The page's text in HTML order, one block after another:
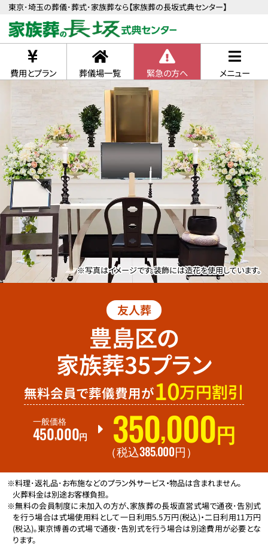
東京･埼玉の葬儀･葬式･家族葬なら【家族葬の長坂式典センター】
費用とプラン 葬儀場一覧 緊急の方へ メニュー
※写真はイメージです。装飾には造花を使用しています。
友人葬
豊島区の
家族葬35プラン
無料会員で葬儀費用が10万円割引
一般価格
450,000円 350,000 円
（税込385,000円 ）
※料理･返礼品･お布施などのプラン外サービス・物品は含まれません。
火葬料金は別途お客様負担。
※無料の会員制度に未加入の方が、家族葬の長坂直営式場で通夜･告別式
を行う場合は式場使用料として一日利用5.5万円(税込)・二日利用11万円
(税込)。東京博善の式場で通夜･告別式を行う場合は別途費用が必要とな
ります。